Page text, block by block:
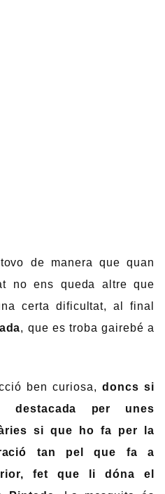
de manera que quan
no ens queda altre que
certa dificultat, al final
, que es troba gairebé a
ben curiosa,doncs si
per unes
si que ho fa per la
tan pel que fa a
fet que li dóna el